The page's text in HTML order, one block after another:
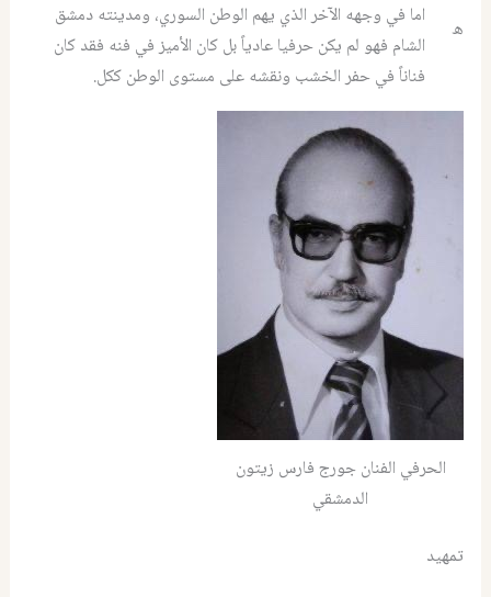
ه
اما في وجهه الآخر الذي يهم الوطن السوري، ومدينته دمشق
الشام فهو لم يكن حرفيا عادياً بل كان الأميز في فنه فقد كان
فناناً في حفر الخشب ونقشه على مستوى الوطن ككل.
الحرفي الفنان جورج فارس زيتون
الدمشقي
تمهيد